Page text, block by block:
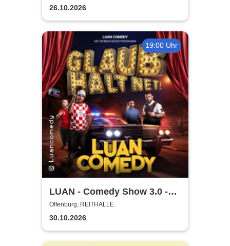
26.10.2026
19:00 Uhr
LUAN - Comedy Show 3.0 -
Glaub halt net!
Offenburg, REITHALLE
30.10.2026